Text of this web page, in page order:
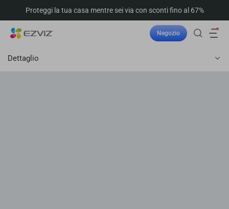
Proteggi la tua casa mentre sei via con sconti fino al 67%
Negozio
Dettaglio